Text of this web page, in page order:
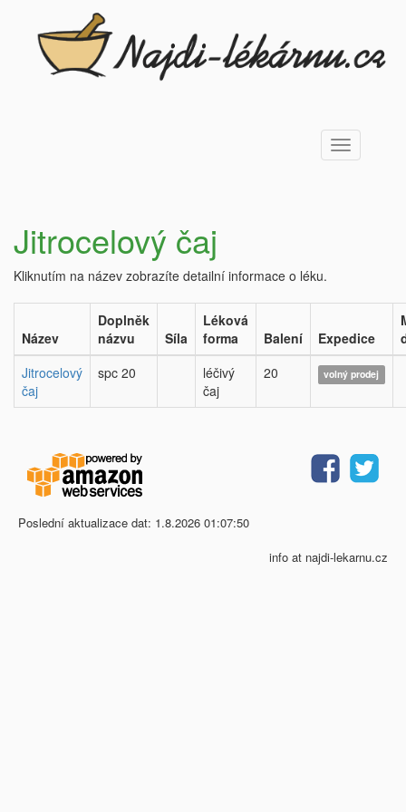
Toggle
navigation
Jitrocelový čaj
Kliknutím na název zobrazíte detailní informace o léku.
Název
Doplněk
názvu
Síla
Léková
forma
Balení Expedice
Jitrocelový
čaj
spc 20
léčivý
čaj
20 volný prodej
Poslední aktualizace dat: 1.8.2026 01:07:50
info at najdi-lekarnu.cz